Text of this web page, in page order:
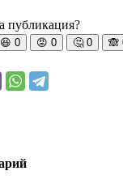
публикация?
😆 0 😡 0 🤔 0 🙈